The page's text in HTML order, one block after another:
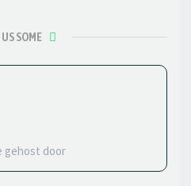
SOME
gehost door